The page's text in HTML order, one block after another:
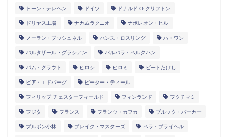
トーン・テレヘン ドイツ ドナルド O.クリフトン
ドリヤス工場 ナカムラクニオ ナポレオン・ヒル
ノーラン・ブッシュネル ハンス・ロスリング ハ・ワン
バルタザール・グラシアン バルバラ・ベルクハン
パム・グラウト ヒロシ ヒロミ ビートたけし
ピア・エドバーグ ピーター・ティール
フィリップ チェスターフィールド フィンランド フクチマミ
フジタ フランス フランツ・カフカ ブルック・バーカー
ブルボン小林 ブレイク・マスターズ ベラ・ブライヘル